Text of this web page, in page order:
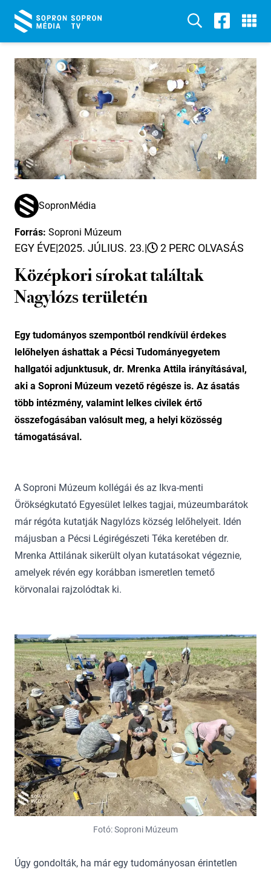
SopronMédia
Forrás: Soproni Múzeum
EGY ÉVE|2025. JÚLIUS. 23.| 2 PERC OLVASÁS
Középkori sírokat találtak
Nagylózs területén
Egy tudományos szempontból rendkívül érdekes
lelőhelyen áshattak a Pécsi Tudományegyetem
hallgatói adjunktusuk, dr. Mrenka Attila irányításával,
aki a Soproni Múzeum vezető régésze is. Az ásatás
több intézmény, valamint lelkes civilek értő
összefogásában valósult meg, a helyi közösség
támogatásával.
A Soproni Múzeum kollégái és az Ikva-menti
Örökségkutató Egyesület lelkes tagjai, múzeumbarátok
már régóta kutatják Nagylózs község lelőhelyeit. Idén
májusban a Pécsi Légirégészeti Téka keretében dr.
Mrenka Attilának sikerült olyan kutatásokat végeznie,
amelyek révén egy korábban ismeretlen temető
körvonalai rajzolódtak ki.
Fotó: Soproni Múzeum
Úgy gondolták, ha már egy tudományosan érintetlen